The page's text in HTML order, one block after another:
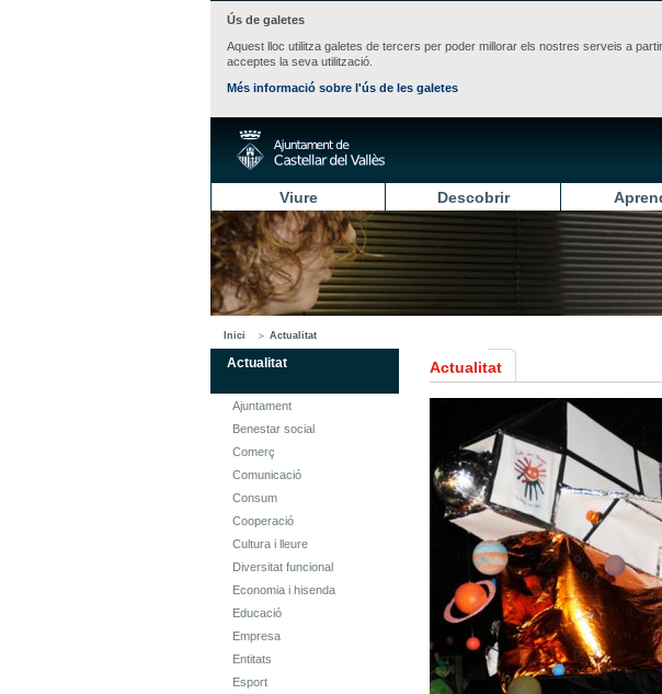
Ús de galetes
Aquest lloc utilitza galetes de tercers per poder millorar els nostres serveis a
acceptes la seva utilització.
Més informació sobre l'ús de les galetes
Viure Descobrir
Inici Actualitat
Actualitat
Ajuntament
Benestar social
Comerç
Comunicació
Consum
Cooperació
Cultura i lleure
Diversitat funcional
Economia i hisenda
Educació
Empresa
Entitats
Esport
Actualitat